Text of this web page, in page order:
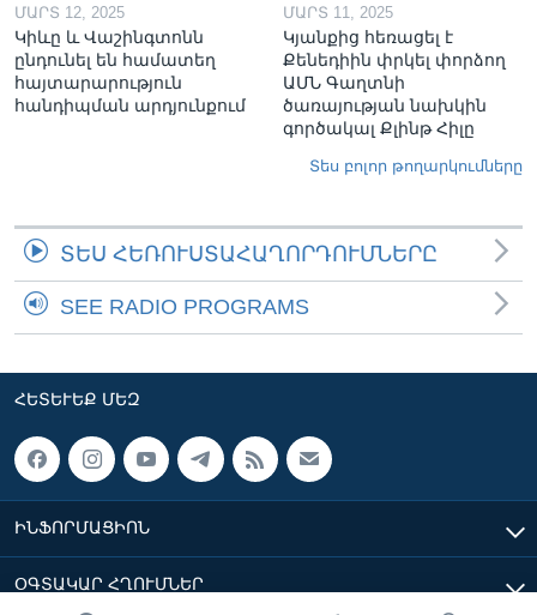
ՄԱՐՏ 12, 2025
Կիևը և Վաշինգտոնն
ընդունել են համատեղ
հայտարարություն
հանդիպման արդյունքում
ՄԱՐՏ 11, 2025
Կյանքից հեռացել է
Քենեդիին փրկել փորձող
ԱՄՆ Գաղտնի
ծառայության նախկին
գործակալ Քլինթ Հիլը
Տես բոլոր թողարկումները
ՏԵՍ ՀԵՌՈՒՍՏԱՀԱՂՈՐԴՈՒՄՆԵՐԸ
SEE RADIO PROGRAMS
ՀԵՏԵՒԵՔ ՄԵԶ
ԻՆՖՈՐՄԱՑԻՈՆ
ՕԳՏԱԿԱՐ ՀՂՈՒՄՆԵՐ